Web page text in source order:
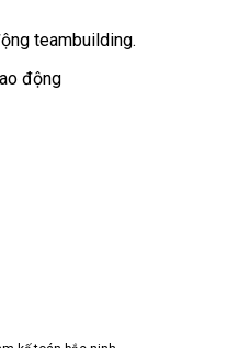
teambuilding.
động